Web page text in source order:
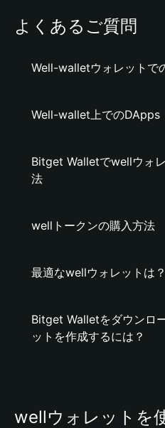
よくあるご質問
Well-walletウォレットで
Well-wallet上でのDApps
Bitget Walletでwellウォ
法
wellトークンの購入方法
最適なwellウォレットは？
Bitget Walletをダウンロ
ットを作成するには？
wellウォレットを